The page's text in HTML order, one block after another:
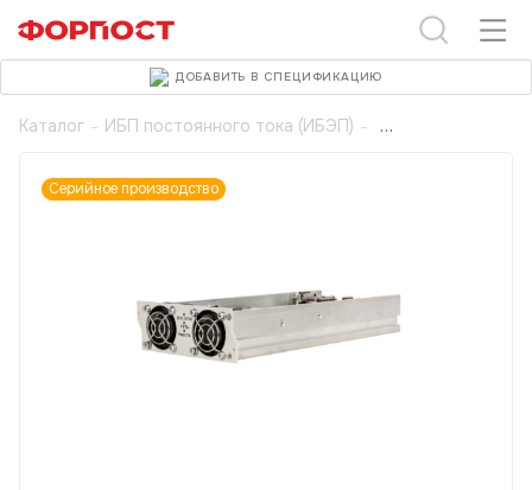
Каталог - ИБП постоянного тока (ИБЭП) -
Серийное производство
ДОБАВИТЬ В СПЕЦИФИКАЦИЮ